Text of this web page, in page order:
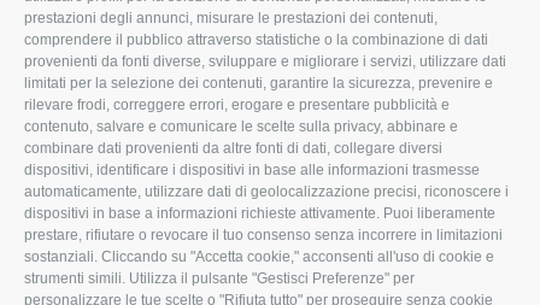
prestazioni degli annunci, misurare le prestazioni dei contenuti,
comprendere il pubblico attraverso statistiche o la combinazione di dati
provenienti da fonti diverse, sviluppare e migliorare i servizi, utilizzare dati
limitati per la selezione dei contenuti, garantire la sicurezza, prevenire e
rilevare frodi, correggere errori, erogare e presentare pubblicità e
contenuto, salvare e comunicare le scelte sulla privacy, abbinare e
combinare dati provenienti da altre fonti di dati, collegare diversi
dispositivi, identificare i dispositivi in base alle informazioni trasmesse
automaticamente, utilizzare dati di geolocalizzazione precisi, riconoscere i
dispositivi in base a informazioni richieste attivamente. Puoi liberamente
prestare, rifiutare o revocare il tuo consenso senza incorrere in limitazioni
sostanziali. Cliccando su "Accetta cookie," acconsenti all'uso di cookie e
strumenti simili. Utilizza il pulsante "Gestisci Preferenze" per
personalizzare le tue scelte o "Rifiuta tutto" per proseguire senza cookie
I Nostri Servizi
Uffici della Sede
provinciale
Le Sedi di Zona
Agricoltori S.r.l.
Whistleblowing
Confagricoltura Rovigo e
Agricoltori srl
Ambiente
Associazione
CONFAGRICOLTURA
ATTIVA
Notizie in evidenza
Eventi
Comunicati Stampa
Video